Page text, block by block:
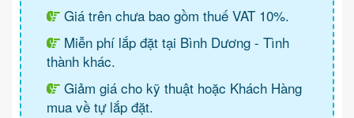
Giá trên chưa bao gồm thuế VAT 10%.
Miễn phí lắp đặt tại Bình Dương - Tình
thành khác.
Giảm giá cho kỹ thuật hoặc Khách Hàng
mua về tự lắp đặt.